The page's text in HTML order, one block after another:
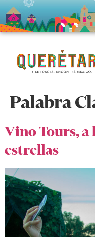
Palabra
Vino Tours, a
estrellas